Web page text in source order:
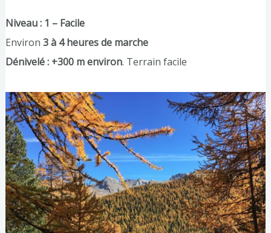
Niveau : 1 – Facile
Environ 3 à 4 heures de marche
Dénivelé : +300 m environ. Terrain facile